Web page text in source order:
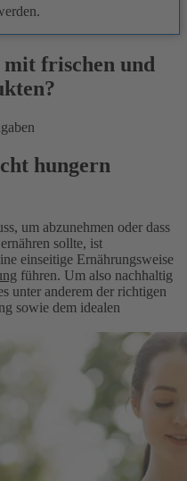
mit frischen und
hungern
um abzunehmen oder dass
sollte, ist
einseitige Ernährungsweise
führen. Um also nachhaltig
unter anderem der richtigen
sowie dem idealen